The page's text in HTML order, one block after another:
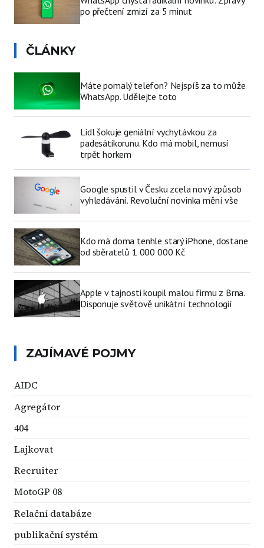
po přečtení zmizí za 5 minut
ČLÁNKY
Máte pomalý telefon? Nejspíš za to může
WhatsApp. Udělejte toto
Lidl šokuje geniální vychytávkou za
padesátikorunu. Kdo má mobil, nemusí
trpět horkem
Google spustil v Česku zcela nový způsob
vyhledávání. Revoluční novinka mění vše
Kdo má doma tenhle starý iPhone, dostane
od sběratelů 1 000 000 Kč
Apple v tajnosti koupil malou firmu z Brna.
Disponuje světově unikátní technologií
ZAJÍMAVÉ POJMY
AIDC
Agregátor
404
Lajkovat
Recruiter
MotoGP 08
Relační databáze
publikační systém